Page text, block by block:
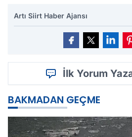
Artı Siirt Haber Ajansı
İlk Yorum
BAKMADAN GEÇME